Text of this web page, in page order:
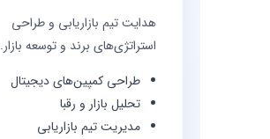
هدایت تیم بازاریابی و طراحی
استراتژی‌های برند و توسعه بازار.
طراحی کمپین‌های دیجیتال
تحلیل بازار و رقبا
مدیریت تیم بازاریابی